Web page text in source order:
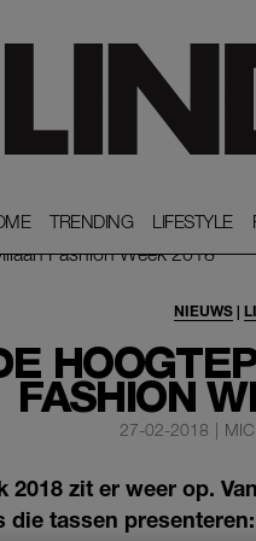
TRENDING
TRENDING LIFESTYLE
LIFESTYLE
FASHION
NIEUWS |
27-02-2018 |
2018 zit er weer op.
die tassen